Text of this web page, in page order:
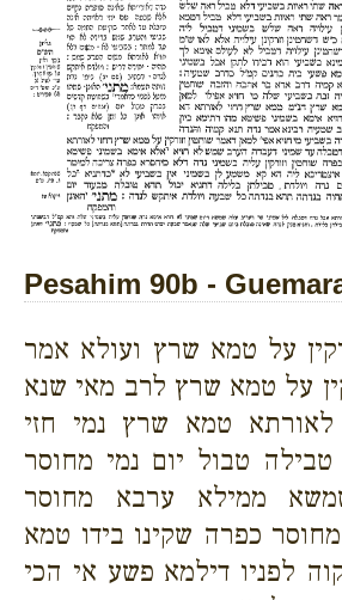
Pesahim 90b -
על טמא שרץ ועולא אמר
על טמא שרץ לרב מאי שנא
לאורתא טמא שרץ נמי חזי
טבול יום נמי מחוסר
ממילא ערבא מחוסר
כפרה שקינו בידו טמא
לפניו דילמא פשע אי הכי